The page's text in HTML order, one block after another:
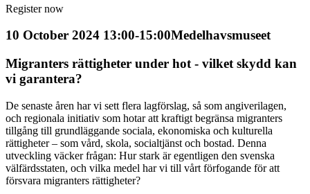
Register now
10 October 2024 13:00-15:00Medelhavsmuseet
Migranters rättigheter under hot - vilket skydd kan
vi garantera?
De senaste åren har vi sett flera lagförslag, så som angiverilagen,
och regionala initiativ som hotar att kraftigt begränsa migranters
tillgång till grundläggande sociala, ekonomiska och kulturella
rättigheter – som vård, skola, socialtjänst och bostad. Denna
utveckling väcker frågan: Hur stark är egentligen den svenska
välfärdsstaten, och vilka medel har vi till vårt förfogande för att
försvara migranters rättigheter?